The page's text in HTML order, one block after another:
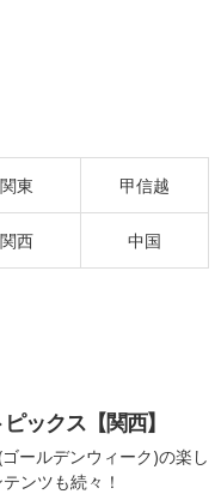
関東 甲信越
関西 中国
ックス【関西】
ールデンウィーク)の楽し
ンツも続々！